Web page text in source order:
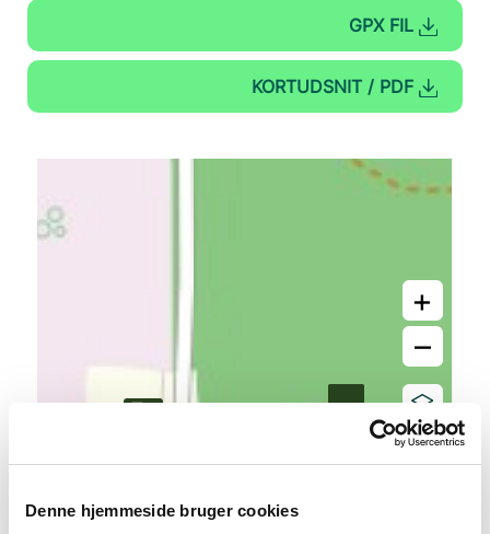
Denne hjemmeside bruger cookies
GPX FIL
KORTUDSNIT / PDF
+
–